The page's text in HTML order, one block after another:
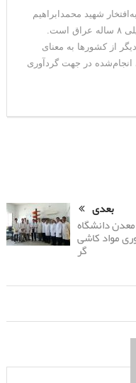
شهید محمدابراهیم
همت، یکی از مدافعان کشور در جنگ تحمیلی ۸ ساله عراق است.
از کشورها به معنای
در جهت گردآوری
بعدی
دانشگاه
مواد کاشی
گر